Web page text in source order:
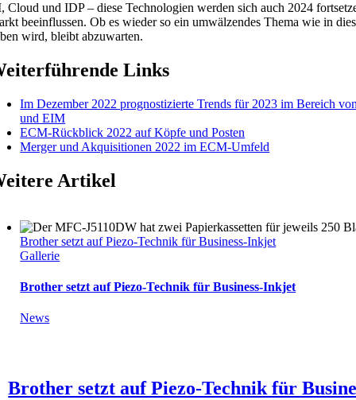
Cloud und IDP – diese Technologien werden sich auch 2024
beeinflussen. Ob es wieder so ein umwälzendes Thema wie in
wird, bleibt abzuwarten.
Links
Im Dezember 2022 prognostizierte Trends für 2023 im Bereich
und EIM
ECM-Rückblick 2022 auf Köpfe und Posten
Merger und Akquisitionen 2022 im ECM-Umfeld
Artikel
Brother setzt auf Piezo-Technik für Business-Inkjet
Gallerie
Brother setzt auf Piezo-Technik für Business-Inkjet
News
Brother setzt auf Piezo-Technik für